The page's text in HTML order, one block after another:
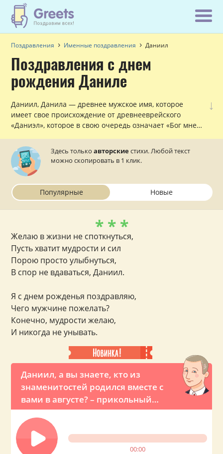
Поздравления Именные поздравления Даниил
Поздравления с днем
рождения Даниле
↓
Даниил, Данила — древнее мужское имя, которое
имеет свое происхождение от древнееврейского
«Даниэл», которое в свою очередь означает «Бог мне
обладают высоким интеллектом, добротой,
трудолюбием и взаимовыручкой. Для Данилы главное
— семья! Хотите поздравить с днем рождения
любимого или знакомого вам парня Данила? Этот
раздел для вас!
Здесь толькоавторские стихи. Любой текст
можно скопировать в 1 клик.
Популярные Новые
Даниил, а вы знаете, кто из
знаменитостей родился вместе с
вами в августе? – прикольный
звонок с именным поздравлением
от Владимира Владимировича
00:00
* * *
Желаю в жизни не споткнуться,
Пусть хватит мудрости и сил
Порою просто улыбнуться,
В спор не вдаваться, Даниил.
Я с днем рожденья поздравляю,
Чего мужчине пожелать?
Конечно, мудрости желаю,
И никогда не унывать.